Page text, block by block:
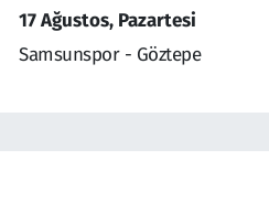
17 Ağustos, Pazartesi
Samsunspor - Göztepe